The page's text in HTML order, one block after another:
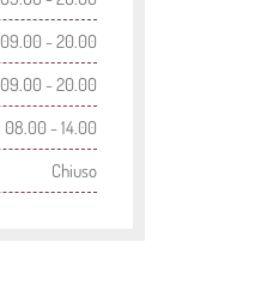
09.00 - 20.00
09.00 - 20.00
08.00 - 14.00
Chiuso